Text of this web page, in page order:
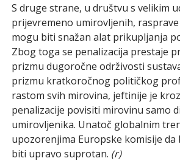
S druge strane, u društvu s velikim
prijevremeno umirovljenih,
mogu biti snažan alat prikupljanja
Zbog toga se penalizacija prestaje
prizmu dugoročne održivosti
prizmu kratkoročnog političkog
rastom svih mirovina, jeftinije je
penalizacije povisiti mirovinu samo
umirovljenika. Unatoč globalnim
upozorenjima Europske komisije
biti upravo suprotan. (r)